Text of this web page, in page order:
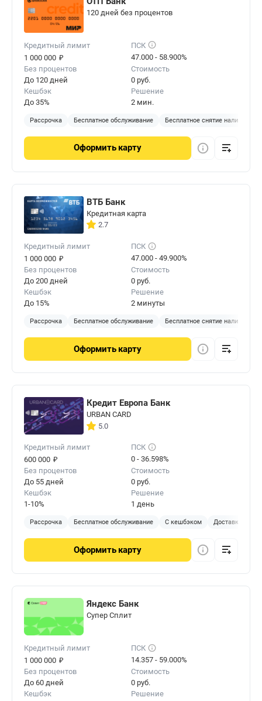
120 дней без процентов
Кредитный лимит
1 000 000 ₽
ПСК
47.000 - 58.900%
Без процентов
До 120 дней
Стоимость
0 руб.
Кешбэк
До 35%
Решение
2 мин.
Рассрочка Бесплатное обслуживание Бесплатное снятие наличных
Оформить карту
ВТБ Банк
Кредитная карта
2.7
Кредитный лимит
1 000 000 ₽
ПСК
47.000 - 49.900%
Без процентов
До 200 дней
Стоимость
0 руб.
Кешбэк
До 15%
Решение
2 минуты
Рассрочка Бесплатное обслуживание Бесплатное снятие наличных
Оформить карту
Кредит Европа Банк
URBAN CARD
5.0
Кредитный лимит
600 000 ₽
ПСК
0 - 36.598%
Без процентов
До 55 дней
Стоимость
0 руб.
Кешбэк
1-10%
Решение
1 день
Рассрочка Бесплатное обслуживание С кешбэком Доставка на
Оформить карту
Яндекс Банк
Cупер Сплит
Кредитный лимит
1 000 000 ₽
ПСК
14.357 - 59.000%
Без процентов
До 60 дней
Стоимость
0 руб.
Кешбэк
Решение